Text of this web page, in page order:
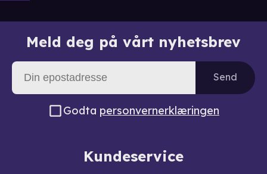
Meld deg på vårt nyhetsbrev
Send
Godta personvernerklæringen
Kundeservice